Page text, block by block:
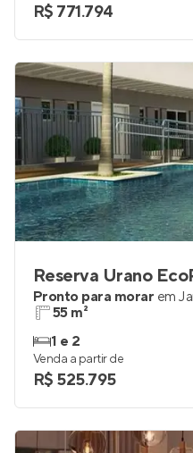
R$ 771.794
Reserva Urano
Pronto para morar em
55 m²
1 e 2
Venda a partir de
R$ 525.795